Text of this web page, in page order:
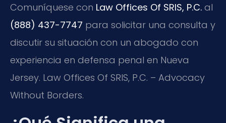
Comuníquese con Law Offices Of SRIS, P.C. al
(888) 437-7747 para solicitar una consulta y
discutir su situación con un abogado con
experiencia en defensa penal en Nueva
Jersey. Law Offices Of SRIS, P.C. – Advocacy
Without Borders.